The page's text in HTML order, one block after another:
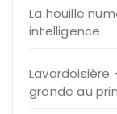
La houille
intelligence
Lavardoisière
gronde au